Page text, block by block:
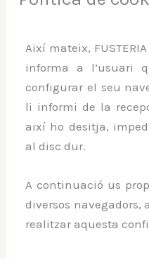
Així mateix, FUSTERIA
informa a l’usuari
configurar el seu
li informi de la
així ho desitja,
al disc dur.
A continuació us
diversos navegadors,
realitzar aquesta